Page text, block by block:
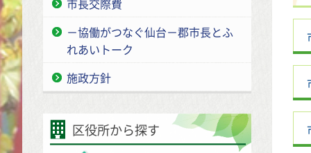
市長交際費
－協働がつなぐ仙台－郡市長とふ
れあいトーク
施政方針
区役所から探す